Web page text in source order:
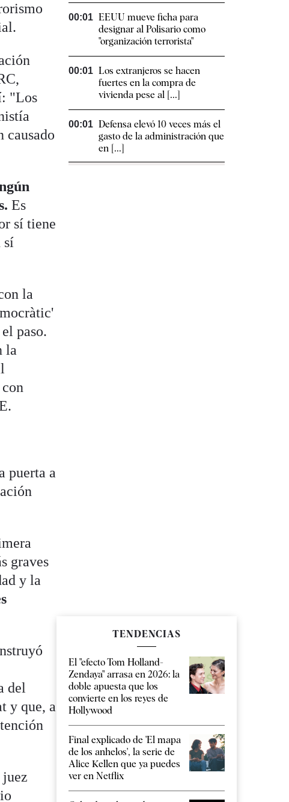
"Los
causado
Es
sí tiene
sí
la
paso.
la
puerta a
graves
y la
del
y que, a
juez
00:01 EEUU mueve ficha para
designar al Polisario como
"organización terrorista"
00:01 Los extranjeros se hacen
fuertes en la compra de
vivienda pese al [...]
00:01 Defensa elevó 10 veces más el
gasto de la administración que
en [...]
TENDENCIAS
El "efecto Tom Holland-
Zendaya" arrasa en 2026: la
doble apuesta que los
convierte en los reyes de
Hollywood
Final explicado de 'El mapa
de los anhelos', la serie de
Alice Kellen que ya puedes
ver en Netflix